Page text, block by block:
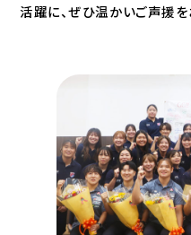
活躍に、ぜひ温かいご声援を